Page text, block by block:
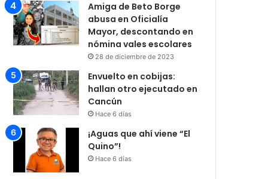
Amiga de Beto Borge
abusa en Oficialía
Mayor, descontando en
nómina vales escolares
28 de diciembre de 2023
Envuelto en cobijas:
hallan otro ejecutado en
Cancún
Hace 6 días
¡Aguas que ahí viene “El
Quino”!
Hace 6 días